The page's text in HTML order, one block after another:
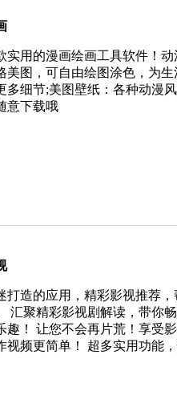
实用的漫画绘画工具软件！
美图，可自由绘图涂色，为
多细节;美图壁纸：各种动漫
意下载哦
打造的应用，精彩影视推荐
汇聚精彩影视剧解读，带你
趣！ 让您不会再片荒！享受
视频更简单！ 超多实用功能，